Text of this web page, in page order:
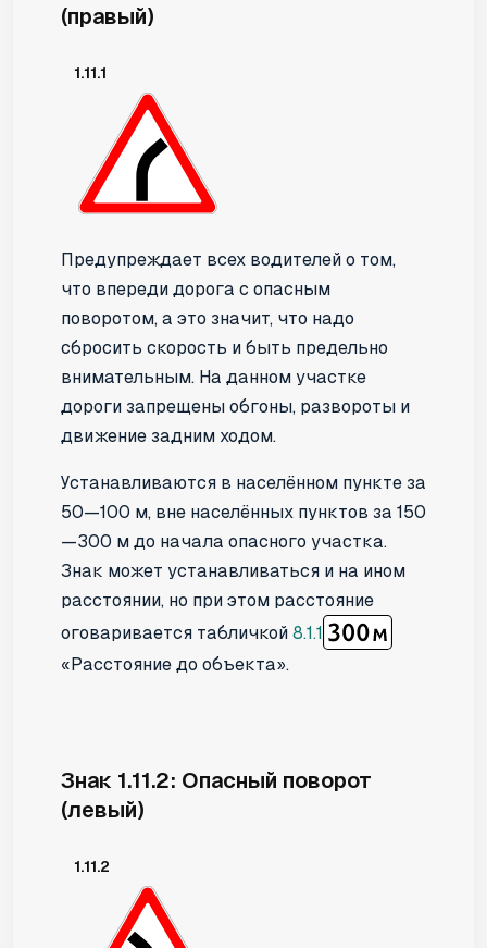
(правый)
1.11.1
Предупреждает всех водителей о том,
что впереди дорога с опасным
поворотом, а это значит, что надо
сбросить скорость и быть предельно
внимательным. На данном участке
дороги запрещены обгоны, развороты и
движение задним ходом.
Устанавливаются в населённом пункте за
50—100 м, вне населённых пунктов за 150
—300 м до начала опасного участка.
Знак может устанавливаться и на ином
расстоянии, но при этом расстояние
оговаривается табличкой 8.1.1
«Расстояние до объекта».
Знак 1.11.2: Опасный поворот
(левый)
1.11.2